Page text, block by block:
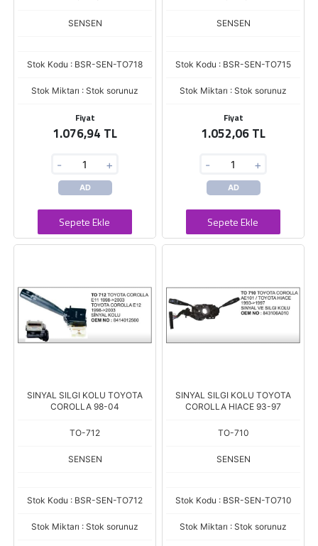
SENSEN
Stok Kodu : BSR-SEN-TO718
Stok Miktarı : Stok sorunuz
Fiyat
1.076,94 TL
- +
AD
Sepete Ekle
SENSEN
Stok Kodu : BSR-SEN-TO715
Stok Miktarı : Stok sorunuz
Fiyat
1.052,06 TL
- +
AD
Sepete Ekle
SINYAL SILGI KOLU TOYOTA
COROLLA 98-04
TO-712
SENSEN
Stok Kodu : BSR-SEN-TO712
Stok Miktarı : Stok sorunuz
SINYAL SILGI KOLU TOYOTA
COROLLA HIACE 93-97
TO-710
SENSEN
Stok Kodu : BSR-SEN-TO710
Stok Miktarı : Stok sorunuz